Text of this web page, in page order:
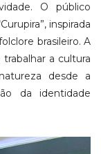
O público
inspirada
brasileiro. A
a cultura
desde a
da identidade